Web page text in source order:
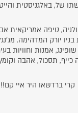
של, באלגניסטית
טיפה אמריקאית
יורק המדהימה.
אמנות וחוויות
כייף, תסכול, אהבה
קרי ברדשאו היר איי קם!!